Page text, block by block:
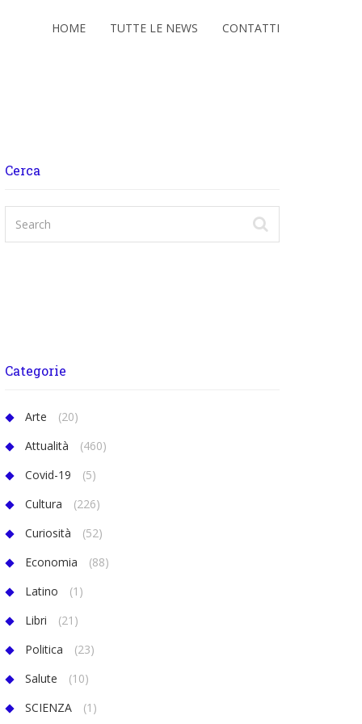
HOME TUTTE LE NEWS CONTATTI
Cerca
Categorie
Arte
(20)
Attualità
(460)
Covid-19
(5)
Cultura
(226)
Curiosità
(52)
Economia
(88)
Latino
(1)
Libri
(21)
Politica
(23)
Salute
(10)
SCIENZA
(1)